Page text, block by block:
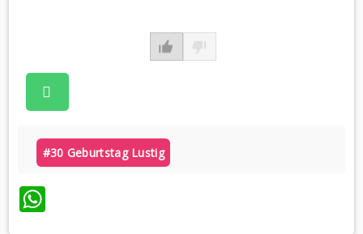
#30 Geburtstag Lustig
WhatsApp